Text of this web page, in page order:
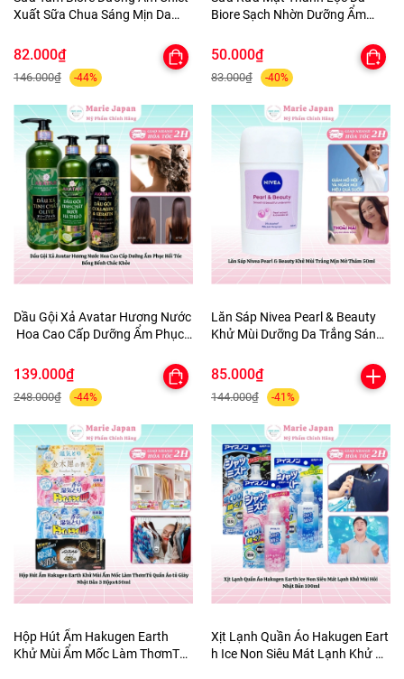
Xuất Sữa Chua Sáng Mịn Da
82.000₫
146.000₫ -44%
Biore Sạch Nhờn Dưỡng Ẩm
Purifying Facial Foam Nhật Bản
50.000₫
83.000₫ -40%
Dầu Gội Xả Avatar Hương Nước
Hoa Cao Cấp Dưỡng Ẩm Phục
139.000₫
248.000₫ -44%
Lăn Sáp Nivea Pearl & Beauty
Khử Mùi Dưỡng Da Trắng Sáng
85.000₫
144.000₫ -41%
Hộp Hút Ẩm Hakugen Earth
Khử Mùi Ẩm Mốc Làm ThơmTủ
Xịt Lạnh Quần Áo Hakugen Eart
h Ice Non Siêu Mát Lạnh Khử M